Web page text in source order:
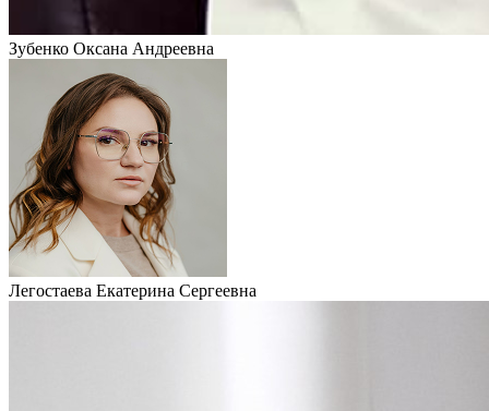
Зубенко Оксана Андреевна
Легостаева Екатерина Сергеевна